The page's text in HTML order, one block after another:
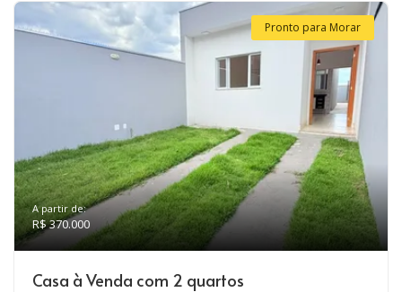
Pronto para Morar
A partir de:
R$ 370.000
Casa à Venda com 2 quartos